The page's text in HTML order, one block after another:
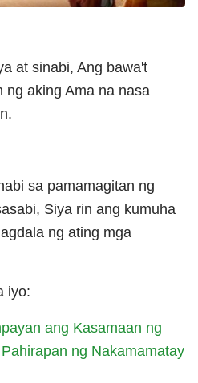
at sinabi, Ang bawa't
ng aking Ama na nasa
sa pamamagitan ng
Siya rin ang kumuha
ng ating mga
iyo:
ang Kasamaan ng
ng Nakamamatay